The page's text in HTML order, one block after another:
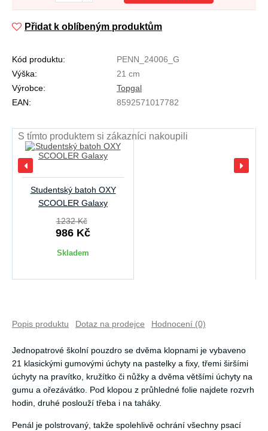
Přidat k oblíbeným produktům
Kód produktu:
PENN_24006_G
Výška:
21 cm
Výrobce:
Topgal
EAN:
8592571017782
S tímto produktem si zákazníci nakoupili
Studentský batoh OXY
SCOOLER Galaxy
1232 Kč
986 Kč
Skladem
Popis produktu Dotaz na prodejce Hodnocení (0)
Jednopatrové školní pouzdro se dvěma klopnami je vybaveno
21 klasickými gumovými úchyty na pastelky a fixy, třemi širšími
úchyty na pravítko, kružítko či nůžky a dvěma většími úchyty na
gumu a ořezávátko. Pod klopou z průhledné folie najdete rozvrh
hodin, druhé poslouží třeba i na taháky.
Penál je polstrovaný, takže spolehlivě ochrání všechny psací